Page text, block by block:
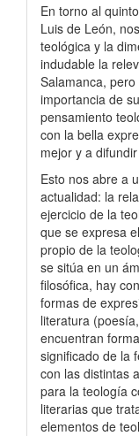
En torno al
Luis de León,
teológica y la
indudable la
Salamanca,
importancia de
pensamiento
con la bella
mejor y a
Esto nos abre a
actualidad: la
ejercicio de la
que se expresa
propio de la
se sitúa en un
filosófica, hay
formas de
literatura
encuentran
significado de la
con las distintas
para la teología
literarias que
elementos de